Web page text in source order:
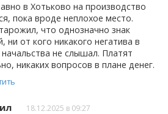
в Хотьково на производство
пока вроде неплохое место.
что однозначно знак
ни от кого никакого негатива в
не слышал. Платят
никаких вопросов в плане денег.
18.12.2025 в 09:27